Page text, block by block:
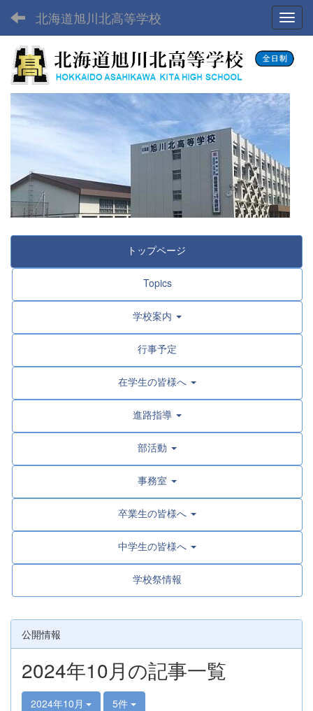
北海道旭川北高等学校
トップページ
Topics
学校案内
行事予定
在学生の皆様へ
進路指導
部活動
事務室
卒業生の皆様へ
中学生の皆様へ
学校祭情報
公開情報
2024年10月の記事一覧
2024年10月 5件